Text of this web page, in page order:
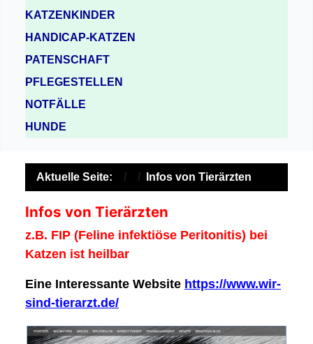
KATZENKINDER
HANDICAP-KATZEN
PATENSCHAFT
PFLEGESTELLEN
NOTFÄLLE
HUNDE
Aktuelle Seite: Infos von Tierärzten
Infos von Tierärzten
z.B. FIP (Feline infektiöse Peritonitis) bei
Katzen ist heilbar
Eine Interessante Website https://www.wir-
sind-tierarzt.de/